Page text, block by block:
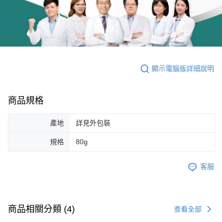
顯示電腦版詳細說明
商品規格
產地 詳見外包裝
規格 80g
客服
商品相關分類 (4) 查看全部